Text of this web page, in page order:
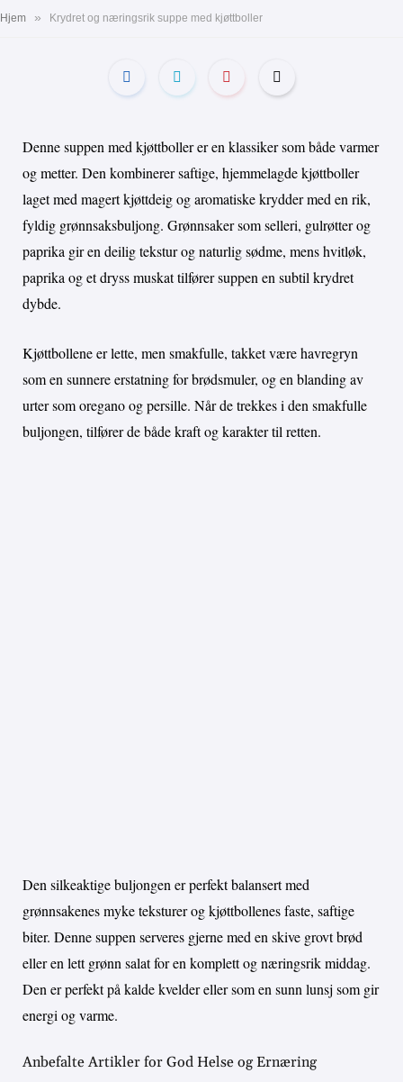
Hjem » Krydret og næringsrik suppe med kjøttboller
Denne suppen med kjøttboller er en klassiker som både varmer
og metter. Den kombinerer saftige, hjemmelagde kjøttboller
laget med magert kjøttdeig og aromatiske krydder med en rik,
fyldig grønnsaksbuljong. Grønnsaker som selleri, gulrøtter og
paprika gir en deilig tekstur og naturlig sødme, mens hvitløk,
paprika og et dryss muskat tilfører suppen en subtil krydret
dybde.
Kjøttbollene er lette, men smakfulle, takket være havregryn
som en sunnere erstatning for brødsmuler, og en blanding av
urter som oregano og persille. Når de trekkes i den smakfulle
buljongen, tilfører de både kraft og karakter til retten.
Den silkeaktige buljongen er perfekt balansert med
grønnsakenes myke teksturer og kjøttbollenes faste, saftige
biter. Denne suppen serveres gjerne med en skive grovt brød
eller en lett grønn salat for en komplett og næringsrik middag.
Den er perfekt på kalde kvelder eller som en sunn lunsj som gir
energi og varme.
Anbefalte Artikler for God Helse og Ernæring